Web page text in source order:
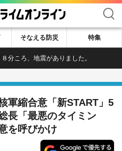
検索
そなえる防災 特集
分ころ、地震がありました。
軍縮合意「新START」5
長「最悪のタイミン
を呼びかけ